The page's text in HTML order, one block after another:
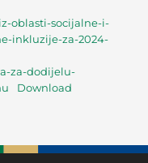
oblasti-socijalne-i-
inkluzije-za-2024-
za-dodijelu-
Download